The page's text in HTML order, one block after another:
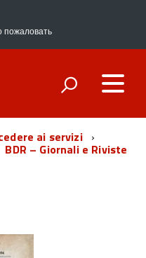
пожаловать
ai servizi
BDR – Giornali e Riviste